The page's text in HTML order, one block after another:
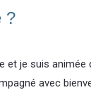
?
et je suis
avec